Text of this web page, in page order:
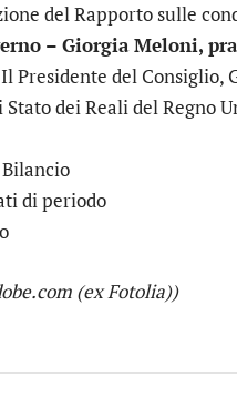
del Rapporto sulle
– Giorgia Meloni,
Presidente del
dei Reali del Regno
di periodo
(ex Fotolia))